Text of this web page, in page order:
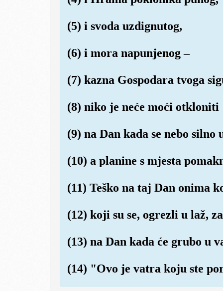
(5) i svoda uzdignutog,
(6) i mora napunjenog –
(7) kazna Gospodara tvoga
(8) niko je neće moći otkloniti
(9) na Dan kada se nebo silno
(10) a planine s mjesta
(11) Teško na taj Dan onima
(12) koji su se, ogrezli u laž,
(13) na Dan kada će grubo u
(14) "Ovo je vatra koju ste